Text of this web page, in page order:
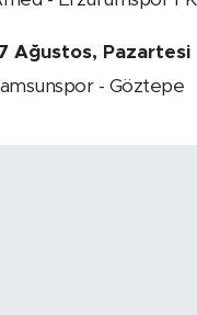
Ağustos, Pazartesi
- Göztepe